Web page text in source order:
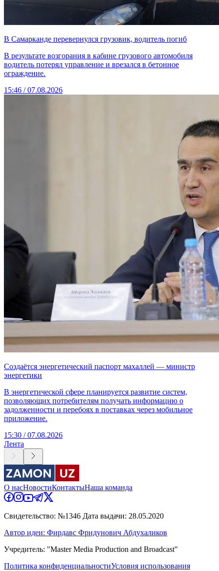
В Самарканде перевернулся грузовик, водитель погиб
В результате возгорания в кабине грузового автомобиля
водитель потерял управление и врезался в бетонное
ограждение.
15:46 / 07.08.2026
Создаётся энергетический паспорт махаллей — министр
энергетики
В энергетической сфере планируется развитие систем,
позволяющих потребителям получать информацию о
задолженности и перебоях в поставках через мобильное
приложение.
15:30 / 07.08.2026
Лента
О насНовостиКонтактыНаша команда
Свидетельство: №1346 Дата выдачи: 28.05.2020
Автор идеи: Фирдавс Фридунович Абдухаликов
Учредитель: "Master Media Production and Broadcast"
Политика конфиденциальностиУсловия использования